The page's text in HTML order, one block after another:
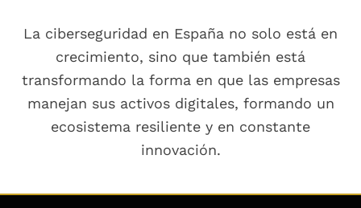
La ciberseguridad en España no solo está en
crecimiento, sino que también está
transformando la forma en que las empresas
manejan sus activos digitales, formando un
ecosistema resiliente y en constante
innovación.